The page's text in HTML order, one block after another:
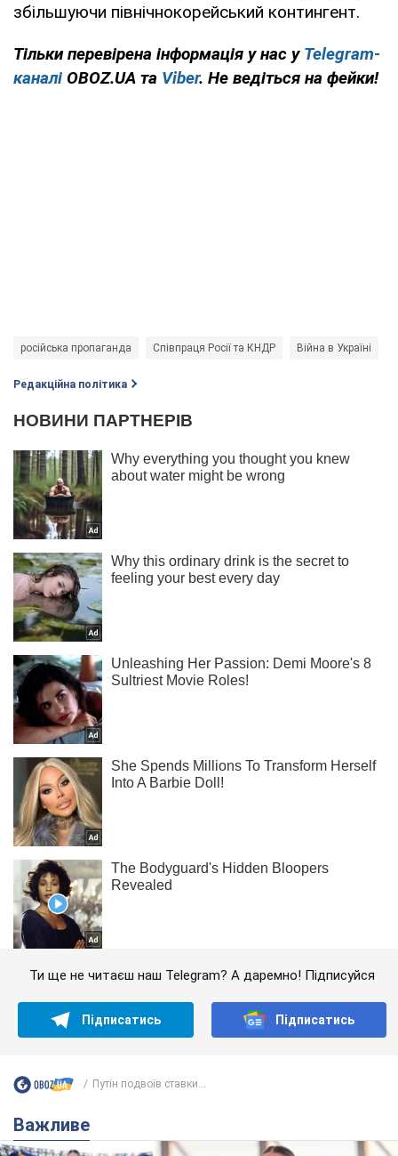
збільшуючи північнокорейський контингент.
Тільки перевірена інформація у нас у Telegram-
каналі OBOZ.UA та Viber. Не ведіться на фейки!
російська пропаганда Співпраця Росії та КНДР Війна в Україні
Редакційна політика
Ти ще не читаєш наш Telegram? А даремно! Підписуйся
Підписатись Підписатись
Путін подвоїв ставки...
Важливе